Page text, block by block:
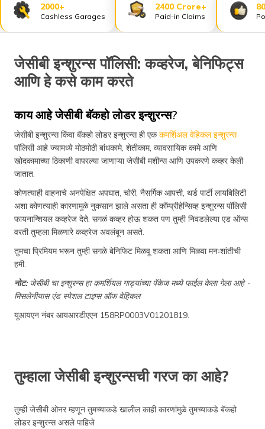
2000+
Cashless Garages
2400 Crore+
Paid-in Claims
जेसीबी इन्शुरन्स पॉलिसी: कव्हरेज, बेनिफिट्स
आणि हे कसे काम करते
काय आहे जेसीबी बॅकहो लोडर इन्शुरन्स?
जेसीबी इन्शुरन्स किंवा बॅकहो लोडर इन्शुरन्स ही एककमर्शिअल वेहिकल इन्शुरन्स
पॉलिसी आहे ज्यामध्ये मोठमोठी बांधकामे, शेतीकाम, व्यावसायिक कामे आणि
खोदकामाच्या ठिकाणी वापरल्या जाणाऱ्या जेसीबी मशीन्स आणि उपकरणे कव्हर केली
जातात.
कोणत्याही वाहनाचे अनपेक्षित अपघात, चोरी, नैसर्गिक आपत्ती, थर्ड पार्टी लायबिलिटी
अशा कोणत्याही कारणामुळे नुकसान झाले असता ही कॉम्प्रीहेन्सिव्ह इन्शुरन्स पॉलिसी
फायनान्शियल कव्हरेज देते. सगळं कव्हर होऊ शकत पण तुम्ही निवडलेल्या एड ऑन्स
वरती तुम्हला मिळणारे कव्हरेज अवलंबून असते.
तुमचा प्रिमियम भरून तुम्ही सगळे बेनिफिट मिळवू शकता आणि मिळवा मनःशांतीची
हमी.
नोट:जेसीबी चा इन्शुरन्स हा कमर्शियल गाड्यांच्या पॅकेज मध्ये फाईल केला गेला आहे -
मिसलेनीयास एंड स्पेशल टाइप्स ऑफ वेहिकल
यूआयएन नंबर आयआरडीएएन 158RP0003V01201819.
तुम्हाला जेसीबी इन्शुरन्सची गरज का आहे?
तुम्ही जेसीबी ओनर म्हणून तुमच्याकडे खालील काही कारणांमुळे तुमच्याकडे बॅकहो
लोडर इन्शुरन्स असले पाहिजे